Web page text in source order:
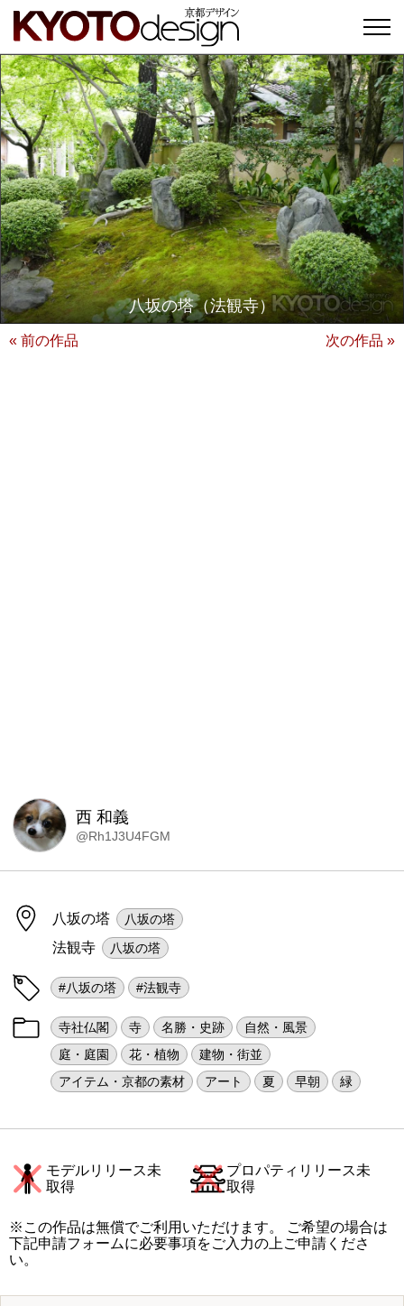
八坂の塔（法観寺）
« 前の作品 次の作品 »
西 和義
@Rh1J3U4FGM
八坂の塔 八坂の塔
法観寺 八坂の塔
#八坂の塔 #法観寺
寺社仏閣 寺 名勝・史跡
自然・風景
庭・庭園
花・植物
建物・街並
アイテム・京都の素材
アート 夏 早朝 緑
モデルリリース未
取得
プロパティリリース未
取得
※この作品は無償でご利用いただけます。 ご希望の場合は
下記申請フォームに必要事項をご入力の上ご申請くださ
い。